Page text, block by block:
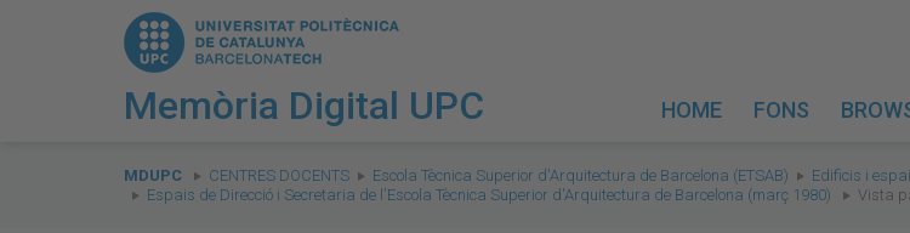
Memòria Digital UPC HOME FONS
are
here:
MDUPC CENTRES DOCENTS Escola Tècnica Superior d'Arquitectura de Barcelona (ETSAB)
Edificis i
Espais de Direcció i Secretaria de l'Escola Tècnica Superior d'Arquitectura de Barcelona (març 1980)
Vista